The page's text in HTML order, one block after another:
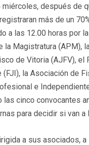
miércoles, después de
más de un
a las 12.00 horas por
la Magistratura (APM),
de Vitoria (AJFV), el
(FJI), la Asociación de
e
las cinco convocantes
para decidir si van a
a sus asociados,